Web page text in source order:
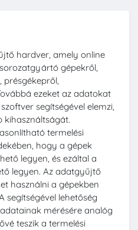
hardver, amely online
gépekről,
présgékepről,
ezeket az adatokat
segítségével elemzi,
kihasználtságát.
termelési
hogy a gépek
legyen, és ezáltal a
legyen. Az adatgyűjtő
használni a gépekben
segítségével lehetőség
mérésére analóg
teszik a termelési